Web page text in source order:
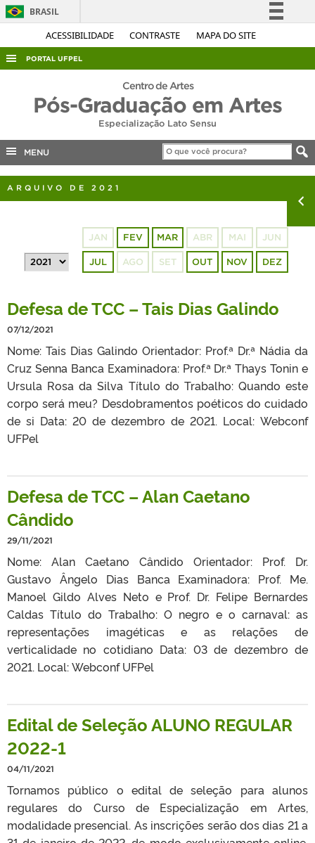
ACESSIBILIDADE CONTRASTE MAPA DO SITE
BRASIL
Simplifique!
Acesso à informação
Canais
PORTAL UFPEL
AUDITORIA
CONCURSOS
EDITAIS
INTERNACIONAL
TELEFONES
Centro de Artes
Pós-Graduação em Artes
Especialização Lato Sensu
MENU
ARQUIVO DE 2021
JAN FEV MAR ABR MAI JUN
JUL AGO SET OUT NOV DEZ
Defesa de TCC – Tais Dias Galindo
07/12/2021
Nome: Tais Dias Galindo Orientador: Prof.ª Dr.ª Nádia da
Cruz Senna Banca Examinadora: Prof.ª Dr.ª Thays Tonin e
Ursula Rosa da Silva Título do Trabalho: Quando este
corpo será meu? Desdobramentos poéticos do cuidado
de si Data: 20 de dezembro de 2021. Local: Webconf
UFPel
Defesa de TCC – Alan Caetano
Cândido
29/11/2021
Nome: Alan Caetano Cândido Orientador: Prof. Dr.
Gustavo Ângelo Dias Banca Examinadora: Prof. Me.
Manoel Gildo Alves Neto e Prof. Dr. Felipe Bernardes
Caldas Título do Trabalho: O negro e o carnaval: as
representações imagéticas e as relações de
verticalidade no cotidiano Data: 03 de dezembro de
2021. Local: Webconf UFPel
Edital de Seleção ALUNO REGULAR
2022-1
04/11/2021
Tornamos público o edital de seleção para alunos
regulares do Curso de Especialização em Artes,
modalidade presencial. As inscrições serão dos dias 21 a